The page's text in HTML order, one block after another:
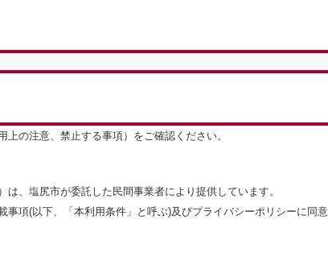
の注意、禁止する事項）をご確認ください。
、塩尻市が委託した民間事業者により提供しています。
事項(以下、「本利用条件」と呼ぶ)及びプライバシーポリシーに同